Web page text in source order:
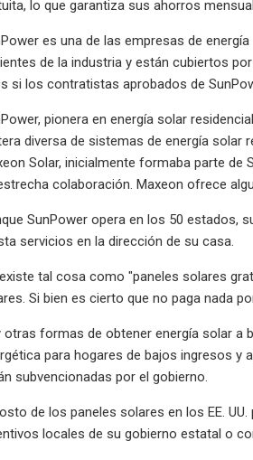
lo que garantiza sus ahorros
es una de las empresas de
de la industria y están cubiertos
si los contratistas aprobados de
pionera en energía solar
diversa de sistemas de energía solar
Solar, inicialmente formaba parte de
colaboración. Maxeon ofrece
SunPower opera en los 50 estados,
servicios en la dirección de su casa.
tal cosa como "paneles solares
Si bien es cierto que no paga nada
otras formas de obtener energía solar a
para hogares de bajos ingresos y
subvencionadas por el gobierno.
de los paneles solares en los EE.
locales de su gobierno estatal o